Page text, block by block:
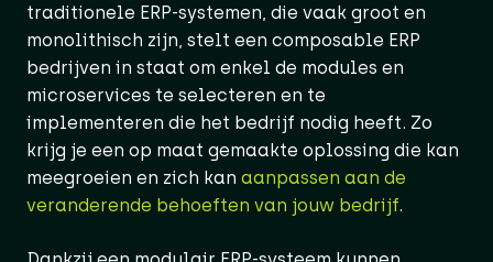
traditionele ERP-systemen, die vaak groot en
monolithisch zijn, stelt een composable ERP
bedrijven in staat om enkel de modules en
microservices te selecteren en te
implementeren die het bedrijf nodig heeft. Zo
krijg je een op maat gemaakte oplossing die kan
meegroeien en zich kan aanpassen aan de
veranderende behoeften van jouw bedrijf.